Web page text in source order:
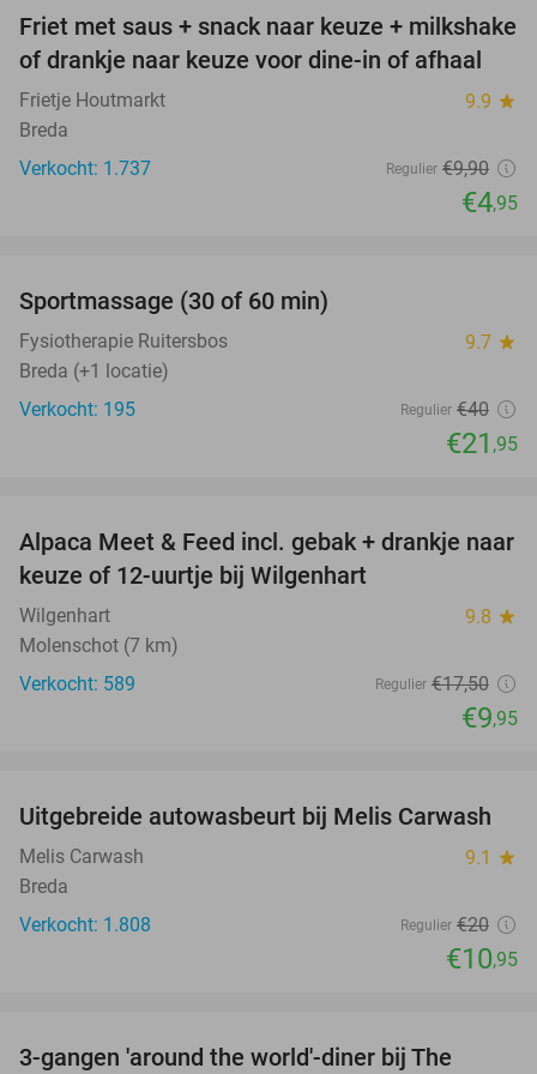
50%
Friet met saus + snack naar keuze + milkshake
of drankje naar keuze voor dine-in of afhaal
Frietje Houtmarkt 9.9 star
Breda
Verkocht: 1.737
Regulier €9,90
€4,95
Sportmassage (30 of 60 min)
Fysiotherapie Ruitersbos 9.7 star
Breda (+1 locatie)
Verkocht: 195
Regulier €40
€21 ,95
43%
Alpaca Meet & Feed incl. gebak + drankje naar
keuze of 12-uurtje bij Wilgenhart
Wilgenhart 9.8 star
Molenschot (7 km)
Verkocht: 589
Regulier €17,50
€9,95
45%
Uitgebreide autowasbeurt bij Melis Carwash
Melis Carwash 9.1 star
Breda
Verkocht: 1.808
Regulier €20
€10,95
3-gangen 'around the world'-diner bij The